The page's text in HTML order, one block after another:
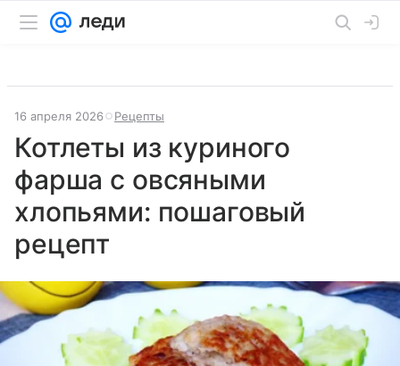
16 апреля 2026 Рецепты
Котлеты из куриного
фарша с овсяными
хлопьями: пошаговый
рецепт